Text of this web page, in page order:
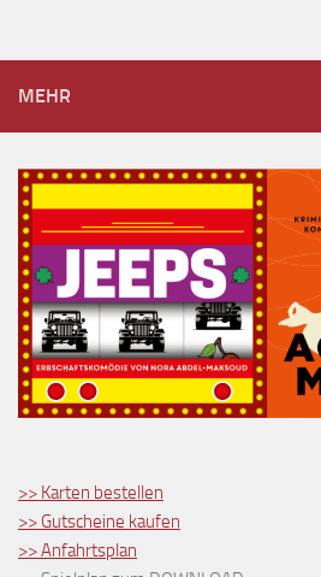
MEHR
>> Karten bestellen
>> Gutscheine kaufen
>> Anfahrtsplan